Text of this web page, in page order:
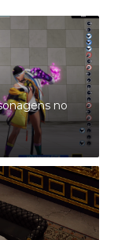
no